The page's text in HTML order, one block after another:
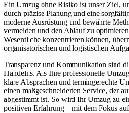
Ein Umzug ohne Risiko ist unser Ziel,
durch präzise Planung und eine
moderne Ausrüstung und bewährte
vermeiden und den Ablauf zu
Wesentliche konzentrieren können,
organisatorischen und logistischen
Transparenz und Kommunikation sind
Handelns. Als Ihre professionelle
klare Absprachen und termingerechte
einen maßgeschneiderten Service, der
abgestimmt ist. So wird Ihr Umzug zu
positiven Erfahrung – mit dem Fokus